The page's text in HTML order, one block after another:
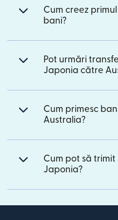
Cum creez
bani?
Pot urmări
Japonia către
Cum primesc
Australia?
Cum pot să
Japonia?